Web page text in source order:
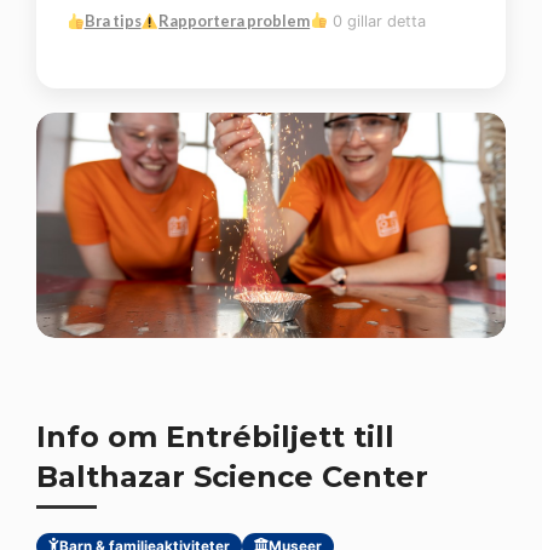
Bra tips Rapportera problem 0 gillar detta
Info om Entrébiljett till
Balthazar Science Center
Barn & familjeaktiviteter Museer